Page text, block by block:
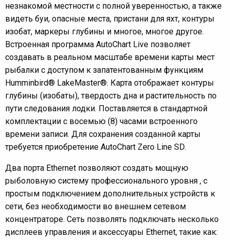
незнакомой местности с полной уверенностью, а также
видеть буи, опасные места, пристани для яхт, контуры
изобат, маркеры глубины и многое, многое другое.
Встроенная программа AutoChart Live позволяет
создавать в реальном масштабе времени карты мест
рыбалки с доступом к запатентованным функциям
Humminbird® LakeMaster®. Карта отображает контуры
глубины (изобаты), твердость дна и растительность по
пути следования лодки. Поставляется в стандартной
комплектации с восемью (8) часами встроенного
времени записи. Для сохранения созданной карты
требуется приобретение AutoChart Zero Line SD.
Два порта Ethernet позволяют создать мощную
рыболовную систему профессионального уровня , с
простым подключением дополнительных устройств к
сети, без необходимости во внешнем сетевом
концентраторе. Сеть позволять подключать несколько
дисплеев управления и аксессуары Ethernet, такие как: